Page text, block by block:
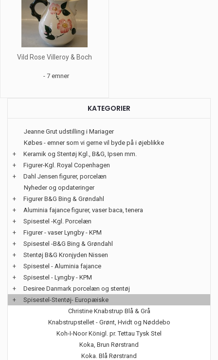
Vild Rose Villeroy & Boch
- 7 emner
KATEGORIER
Jeanne Grut udstilling i Mariager
Købes - emner som vi gerne vil byde på i øjeblikke
+
Keramik og Stentøj Kgl., B&G, Ipsen mm.
+
Figurer-Kgl. Royal Copenhagen
+
Dahl Jensen figurer, porcelæn
Nyheder og opdateringer
+
Figurer B&G Bing & Grøndahl
+
Aluminia fajance figurer, vaser baca, tenera
+
Spisestel -Kgl. Porcelæn
+
Figurer - vaser Lyngby - KPM
+
Spisestel -B&G Bing & Grøndahl
+
Stentøj B&G Kronjyden Nissen
+
Spisestel - Aluminia fajance
+
Spisestel - Lyngby - KPM
+
Desiree Danmark porcelæn og stentøj
+
Spisestel-Stentøj- Europæiske
Christine Knabstrup Blå & Grå
Knabstrupstellet - Grønt, Hvidt og Nøddebo
Koh-I-Noor Königl. pr. Tettau Tysk Stel
Koka, Brun Rørstrand
Koka. Blå Rørstrand